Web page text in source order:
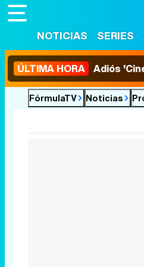
NOTICIAS SERIES
ÚLTIMA HORA Adiós
FórmulaTV Noticias